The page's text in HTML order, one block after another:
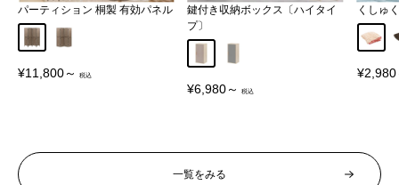
パーティション 桐製 有効パネル
AタイプBタイプ
販
¥11,800～
鍵付き収納ボックス〔ハイタイ
プ〕
販
¥6,980～
くしゅ
アイ
販
¥2,980
一覧をみる